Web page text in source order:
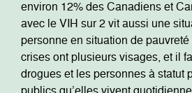
environ 12% des Canadiens et
avec le VIH sur 2 vit aussi une
personne en situation de
crises ont plusieurs visages, et il
drogues et les personnes à statut